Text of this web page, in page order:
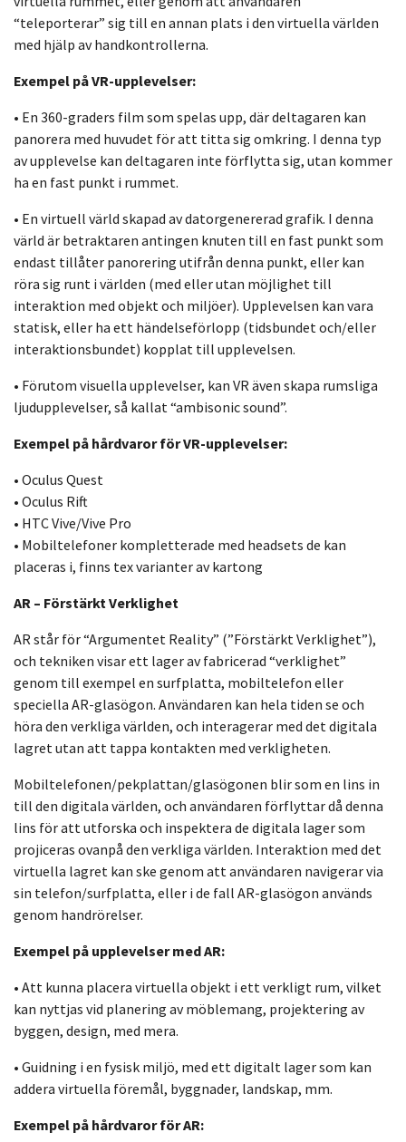
“teleporterar” sig till en annan plats i den virtuella världen
med hjälp av handkontrollerna.
Exempel på VR-upplevelser:
• En 360-graders film som spelas upp, där deltagaren kan
panorera med huvudet för att titta sig omkring. I denna typ
av upplevelse kan deltagaren inte förflytta sig, utan kommer
ha en fast punkt i rummet.
• En virtuell värld skapad av datorgenererad grafik. I denna
värld är betraktaren antingen knuten till en fast punkt som
endast tillåter panorering utifrån denna punkt, eller kan
röra sig runt i världen (med eller utan möjlighet till
interaktion med objekt och miljöer). Upplevelsen kan vara
statisk, eller ha ett händelseförlopp (tidsbundet och/eller
interaktionsbundet) kopplat till upplevelsen.
• Förutom visuella upplevelser, kan VR även skapa rumsliga
ljudupplevelser, så kallat “ambisonic sound”.
Exempel på hårdvaror för VR-upplevelser:
• Oculus Quest
• Oculus Rift
• HTC Vive/Vive Pro
• Mobiltelefoner kompletterade med headsets de kan
placeras i, finns tex varianter av kartong
AR – Förstärkt Verklighet
AR står för “Argumentet Reality” (”Förstärkt Verklighet”),
och tekniken visar ett lager av fabricerad “verklighet”
genom till exempel en surfplatta, mobiltelefon eller
speciella AR-glasögon. Användaren kan hela tiden se och
höra den verkliga världen, och interagerar med det digitala
lagret utan att tappa kontakten med verkligheten.
Mobiltelefonen/pekplattan/glasögonen blir som en lins in
till den digitala världen, och användaren förflyttar då denna
lins för att utforska och inspektera de digitala lager som
projiceras ovanpå den verkliga världen. Interaktion med det
virtuella lagret kan ske genom att användaren navigerar via
sin telefon/surfplatta, eller i de fall AR-glasögon används
genom handrörelser.
Exempel på upplevelser med AR:
• Att kunna placera virtuella objekt i ett verkligt rum, vilket
kan nyttjas vid planering av möblemang, projektering av
byggen, design, med mera.
• Guidning i en fysisk miljö, med ett digitalt lager som kan
addera virtuella föremål, byggnader, landskap, mm.
Exempel på hårdvaror för AR: